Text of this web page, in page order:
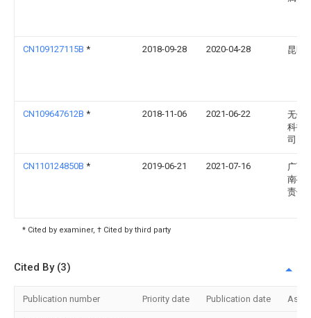
CN109127115B * 2018-09-28 2020-04-28 昆明
CN109647612B * 2018-11-06 2021-06-22
无锡
科技
司
CN110124850B * 2019-06-21 2021-07-16
广西
南矿
责任
* Cited by examiner, † Cited by third party
Cited By (3)
Publication number Priority date Publication date